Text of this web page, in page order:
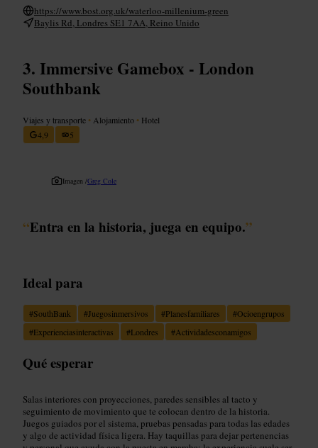
https://www.bost.org.uk/waterloo-millenium-green
Baylis Rd, Londres SE1 7AA, Reino Unido
Immersive Gamebox - London
Southbank
Viajes y transporte • Alojamiento • Hotel
4,9
5
Imagen /Greg Cole
“Entra en la historia, juega en equipo.”
Ideal para
#SouthBank #Juegosinmersivos #Planesfamiliares #Ocioengrupos
#Experienciasinteractivas #Londres #Actividadesconamigos
Qué esperar
Salas interiores con proyecciones, paredes sensibles al tacto y
seguimiento de movimiento que te colocan dentro de la historia.
Juegos guiados por el sistema, pruebas pensadas para todas las edades
y algo de actividad física ligera. Hay taquillas para dejar pertenencias